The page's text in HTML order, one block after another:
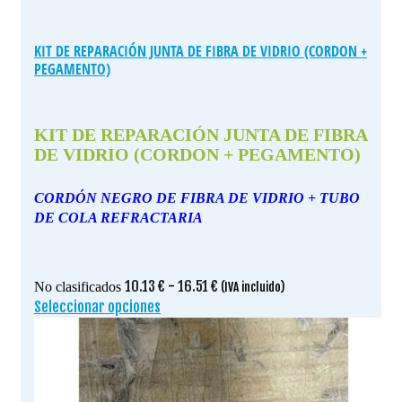
KIT DE REPARACIÓN JUNTA DE FIBRA DE VIDRIO (CORDON +
PEGAMENTO)
KIT DE REPARACIÓN JUNTA DE FIBRA
DE VIDRIO (CORDON + PEGAMENTO)
CORDÓN NEGRO DE FIBRA DE VIDRIO + TUBO
DE COLA REFRACTARIA
No clasificados 10.13 € - 16.51 € Rango
precios:
desde
10.13 €
hasta
(IVA incluido)
Seleccionar opciones
producto
tiene
múltiples
variantes.